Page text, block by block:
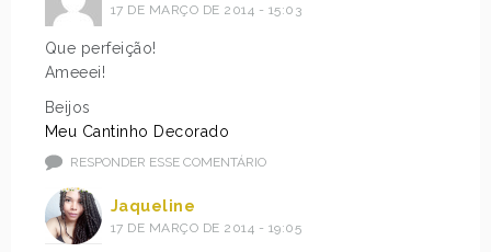
17 DE MARÇO DE 2014 - 15:03
Que perfeição!
Ameeei!
Beijos
Meu Cantinho Decorado
RESPONDER ESSE COMENTÁRIO
Jaqueline
17 DE MARÇO DE 2014 - 19:05